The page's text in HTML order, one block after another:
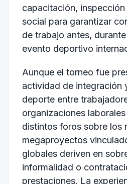
capacitación,
social para garantizar
de trabajo antes,
evento deportivo
Aunque el torneo fue
actividad de integración
deporte entre
organizaciones
distintos foros sobre los
megaproyectos
globales deriven en
informalidad o
prestaciones. La